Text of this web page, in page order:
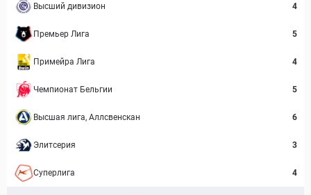
Высший дивизион 4
Премьер Лига 5
Примейра Лига 4
Чемпионат Бельгии 5
Высшая лига, Аллсвенскан 6
Элитсерия 3
Суперлига 4